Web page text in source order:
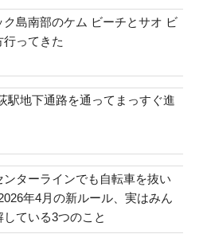
ク島南部のケム ビーチとサオ ビ
行ってきた
駅地下通路を通ってまっすぐ進
ンターラインでも自転車を抜い
年4月の新ルール、実はみん
している3つのこと